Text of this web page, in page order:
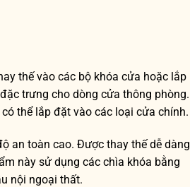
thế vào các bộ khóa cửa hoặc lắp
trưng cho dòng cửa thông phòng.
thể lắp đặt vào các loại cửa chính.
an toàn cao. Được thay thế dễ dàng
này sử dụng các chìa khóa bằng
nội ngoại thất.